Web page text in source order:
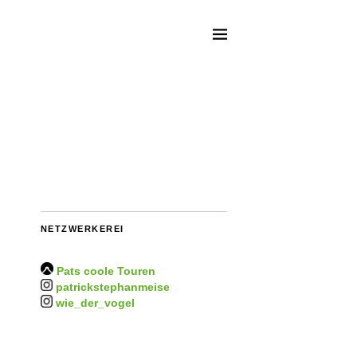
NETZWERKEREI
Pats coole Touren
patrickstephanmeise
wie_der_vogel